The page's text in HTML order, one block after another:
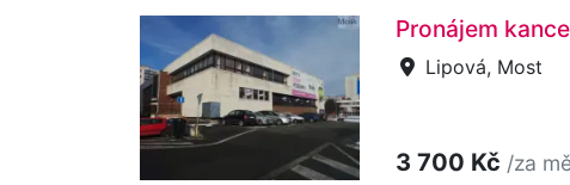
Pronájem
Lipová, Most
3 700 Kč /za